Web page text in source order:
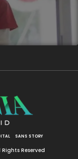
SANS STORY
Reserved